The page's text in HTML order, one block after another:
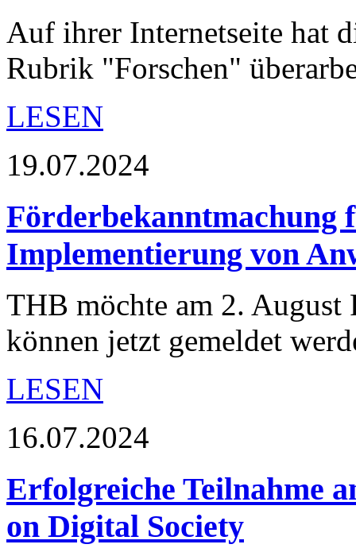
Auf ihrer Internetseite hat
Rubrik "Forschen"
LESEN
19.07.2024
Implementierung von
THB möchte am 2. August
können jetzt gemeldet
LESEN
16.07.2024
Erfolgreiche Teilnahme
on Digital Society